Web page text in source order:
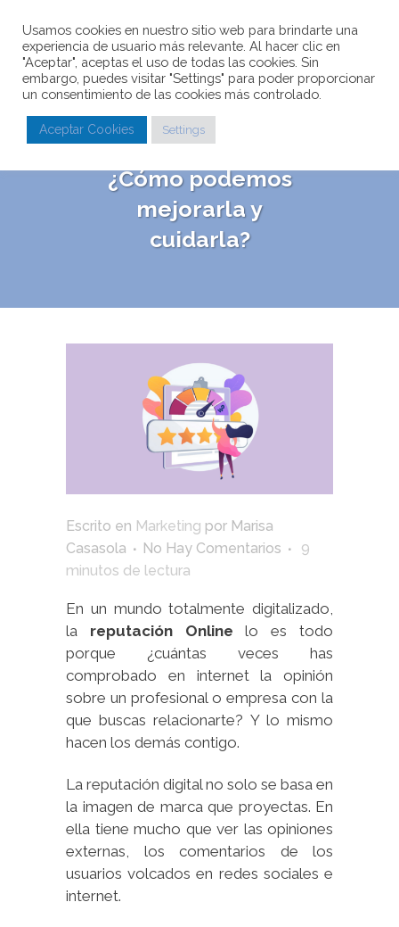
¿Qué es la
reputación Online?
¿Cómo podemos
mejorarla y
cuidarla?
Escrito en Marketing por Marisa
Casasola
No Hay Comentarios
9
minutos de lectura
En un mundo totalmente digitalizado,
la reputación Online lo es todo
porque ¿cuántas veces has
comprobado en internet la opinión
sobre un profesional o empresa con la
que buscas relacionarte? Y lo mismo
hacen los demás contigo.
La reputación digital no solo se basa en
la imagen de marca que proyectas. En
ella tiene mucho que ver las opiniones
externas, los comentarios de los
usuarios volcados en redes sociales e
internet.
Usamos cookies en nuestro sitio web para brindarte una
experiencia de usuario más relevante. Al hacer clic en
"Aceptar", aceptas el uso de todas las cookies. Sin
embargo, puedes visitar "Settings" para poder proporcionar
un consentimiento de las cookies más controlado.
Aceptar Cookies Settings